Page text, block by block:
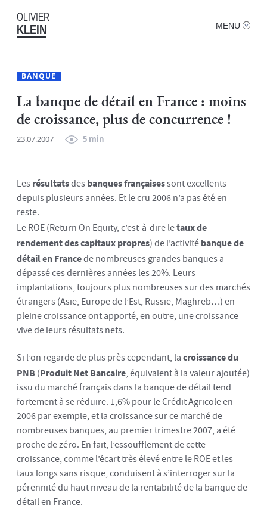
OLIVIER
KLEIN MENU
BANQUE
La banque de détail en France : moins
de croissance, plus de concurrence !
23.07.2007 5 min
Les résultatsdes banques françaisessont excellents
depuis plusieurs années. Et le cru 2006 n’a pas été en
reste.
Le ROE (Return On Equity, c’est-à-dire letaux de
rendement des capitaux propres) de l’activité banque de
détail en Francede nombreuses grandes banques a
dépassé ces dernières années les 20%. Leurs
implantations, toujours plus nombreuses sur des marchés
étrangers (Asie, Europe de l’Est, Russie, Maghreb…) en
pleine croissance ont apporté, en outre, une croissance
vive de leurs résultats nets.
Si l’on regarde de plus près cependant, la croissance du
PNB (Produit Net Bancaire, équivalent à la valeur ajoutée)
issu du marché français dans la banque de détail tend
fortement à se réduire. 1,6% pour le Crédit Agricole en
2006 par exemple, et la croissance sur ce marché de
nombreuses banques, au premier trimestre 2007, a été
proche de zéro. En fait, l’essoufflement de cette
croissance, comme l’écart très élevé entre le ROE et les
taux longs sans risque, conduisent à s’interroger sur la
pérennité du haut niveau de la rentabilité de la banque de
détail en France.